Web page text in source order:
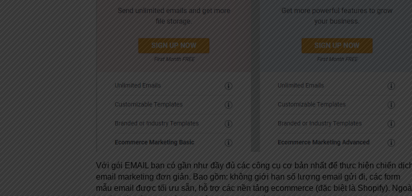
Với gói EMAIL bạn có gần như đầy đủ các công cụ cơ bản nhất để thực hiện chiến
email marketing đơn giản. Bao gồm: không giới hạn số lượng email gửi đi, các form
mẫu email được tối ưu sẵn, hỗ trợ các nền tảng ecommerce (đặc biệt là Shopify).